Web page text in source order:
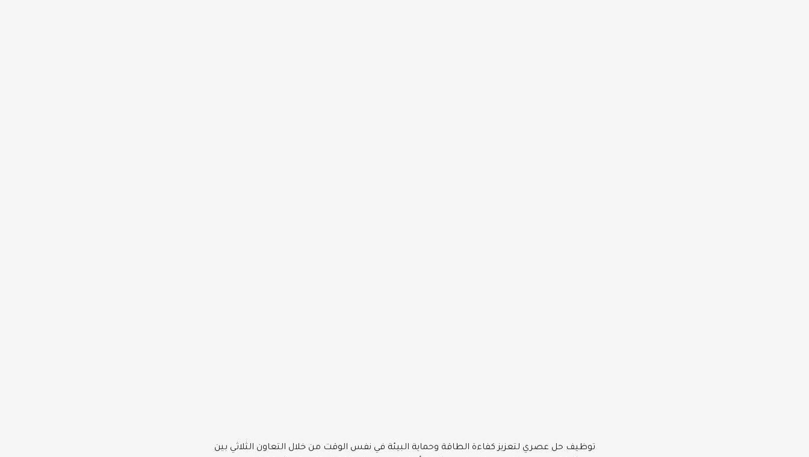
توظيف حل عصري لتعزيز كفاءة الطاقة وحماية البيئة في نفس الوقت من خلال التعاون الثلاثي بين